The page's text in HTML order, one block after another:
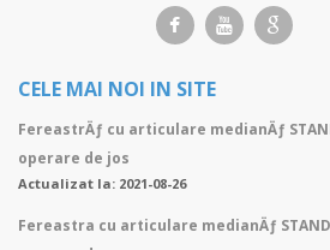
CELE MAI NOI IN SITE
FereastrÄƒ cu articulare medianÄƒ
operare de jos
Actualizat la: 2021-08-26
Fereastra cu articulare medianÄƒ